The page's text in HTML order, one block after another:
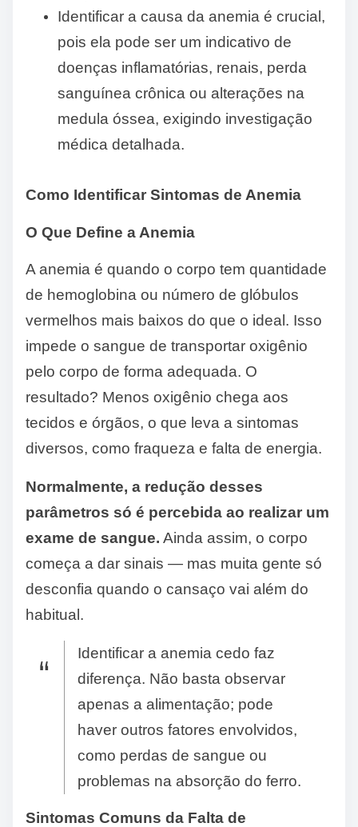
Identificar a causa da anemia é crucial,
pois ela pode ser um indicativo de
doenças inflamatórias, renais, perda
sanguínea crônica ou alterações na
medula óssea, exigindo investigação
médica detalhada.
Como Identificar Sintomas de Anemia
O Que Define a Anemia
A anemia é quando o corpo tem quantidade
de hemoglobina ou número de glóbulos
vermelhos mais baixos do que o ideal. Isso
impede o sangue de transportar oxigênio
pelo corpo de forma adequada. O
resultado? Menos oxigênio chega aos
tecidos e órgãos, o que leva a sintomas
diversos, como fraqueza e falta de energia.
Normalmente, a redução desses
parâmetros só é percebida ao realizar um
exame de sangue. Ainda assim, o corpo
começa a dar sinais — mas muita gente só
desconfia quando o cansaço vai além do
habitual.
Identificar a anemia cedo faz
diferença. Não basta observar
apenas a alimentação; pode
haver outros fatores envolvidos,
como perdas de sangue ou
problemas na absorção do ferro.
Sintomas Comuns da Falta de